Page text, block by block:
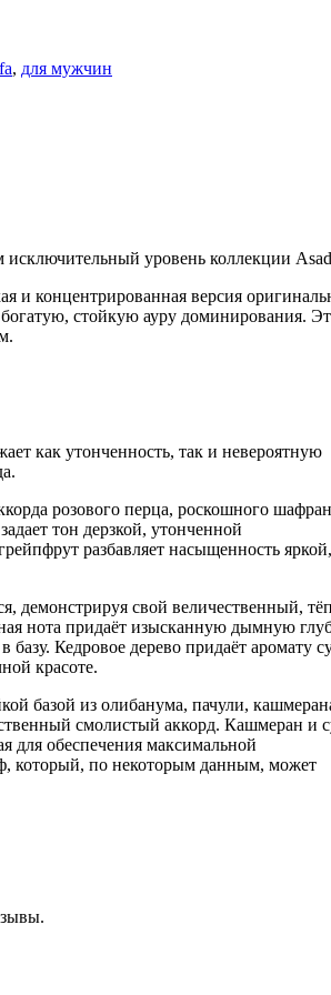
, для мужчин
уровень коллекции
и концентрированная версия
стойкую ауру доминирования.
как утонченность, так и невероятную
розового перца, роскошного
тон дерзкой, утонченной
разбавляет насыщенность яркой,
демонстрируя свой величественный,
нота придаёт изысканную дымную
Кедровое дерево придаёт аромату
красоте.
базой из олибанума, пачули,
смолистый аккорд. Кашмеран и
для обеспечения максимальной
который, по некоторым данным, может